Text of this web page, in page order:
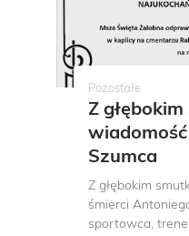
Pozostałe
Z
Szumca
Z głębokim
śmierci
sportowca,